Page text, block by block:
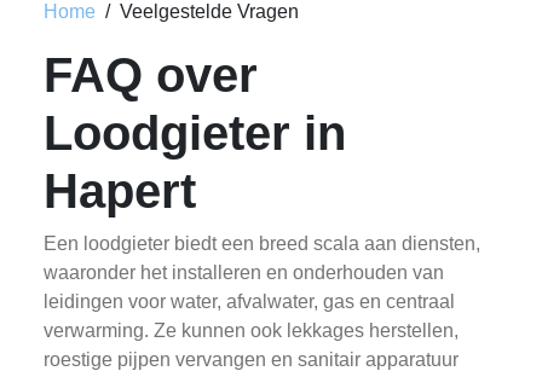
Home Veelgestelde Vragen
FAQ over
Loodgieter in
Hapert
Een loodgieter biedt een breed scala aan diensten,
waaronder het installeren en onderhouden van
leidingen voor water, afvalwater, gas en centraal
verwarming. Ze kunnen ook lekkages herstellen,
roestige pijpen vervangen en sanitair apparatuur